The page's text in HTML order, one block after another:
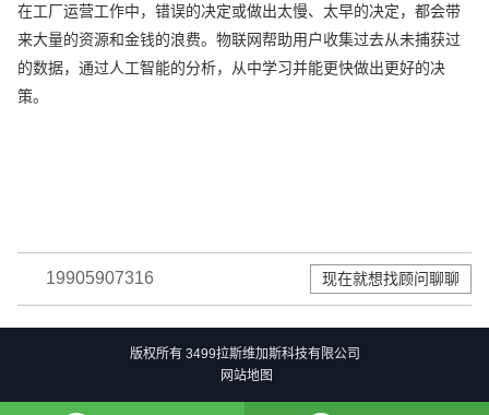
在工厂运营工作中，错误的决定或做出太慢、太早的决定，都会带
来大量的资源和金钱的浪费。物联网帮助用户收集过去从未捕获过
的数据，通过人工智能的分析，从中学习并能更快做出更好的决
策。
19905907316 现在就想找顾问聊聊
版权所有 3499拉斯维加斯科技有限公司
网站地图